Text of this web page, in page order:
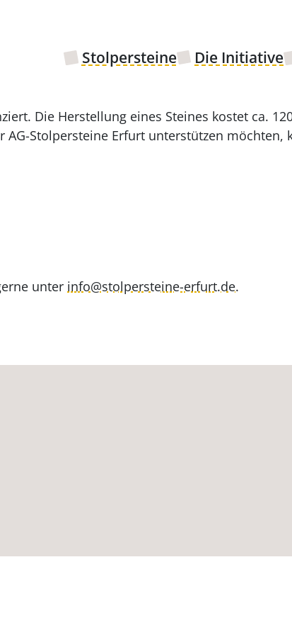
Stolpersteine Die Initiative
Die Herstellung eines Steines kostet ca.
Stolpersteine Erfurt unterstützen möchten,
unter info@stolpersteine-erfurt.de.